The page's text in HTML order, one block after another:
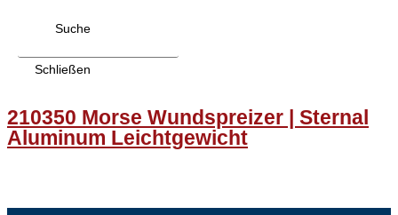
Suche
Schließen
210350 Morse Wundspreizer | Sternal
Aluminum Leichtgewicht